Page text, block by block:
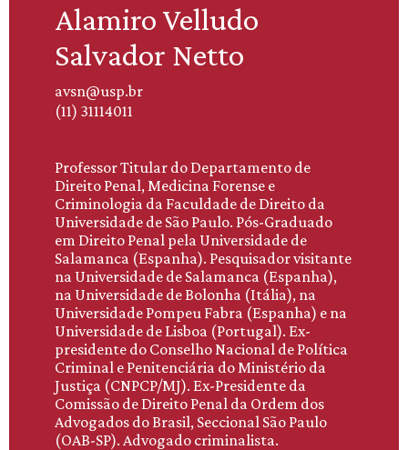
Alamiro Velludo
Salvador Netto
avsn@usp.br
(11) 31114011
Professor Titular do Departamento de
Direito Penal, Medicina Forense e
Criminologia da Faculdade de Direito da
Universidade de São Paulo. Pós-Graduado
em Direito Penal pela Universidade de
Salamanca (Espanha). Pesquisador visitante
na Universidade de Salamanca (Espanha),
na Universidade de Bolonha (Itália), na
Universidade Pompeu Fabra (Espanha) e na
Universidade de Lisboa (Portugal). Ex-
presidente do Conselho Nacional de Política
Criminal e Penitenciária do Ministério da
Justiça (CNPCP/MJ). Ex-Presidente da
Comissão de Direito Penal da Ordem dos
Advogados do Brasil, Seccional São Paulo
(OAB-SP). Advogado criminalista.